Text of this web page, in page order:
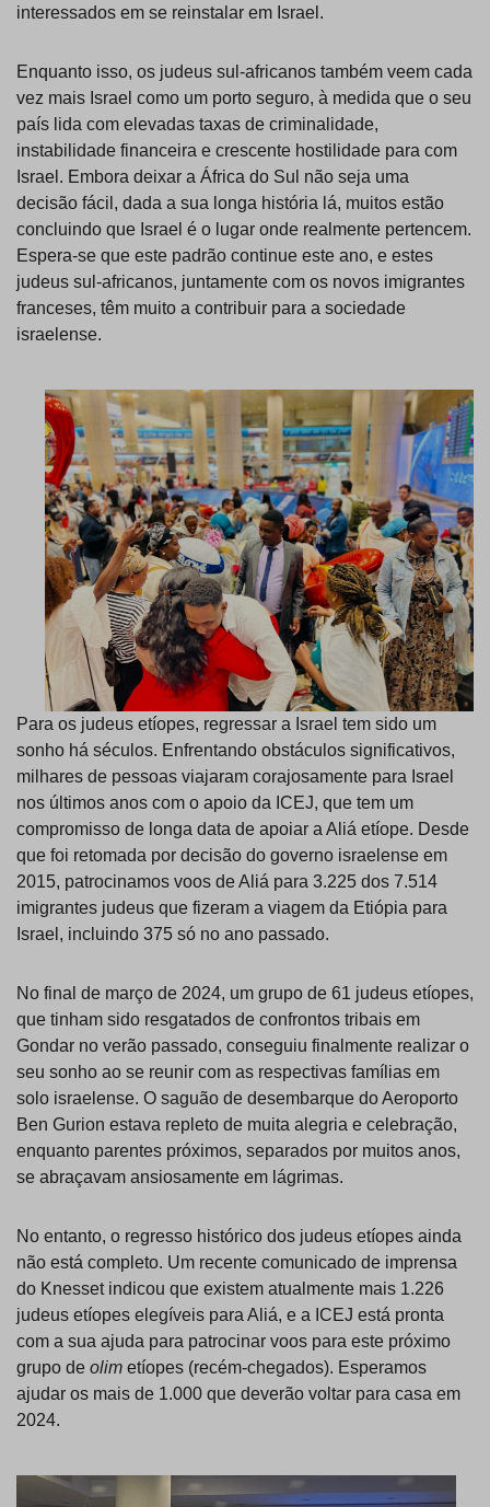
interessados em se reinstalar em Israel.
Enquanto isso, os judeus sul-africanos também veem cada
vez mais Israel como um porto seguro, à medida que o seu
país lida com elevadas taxas de criminalidade,
instabilidade financeira e crescente hostilidade para com
Israel. Embora deixar a África do Sul não seja uma
decisão fácil, dada a sua longa história lá, muitos estão
concluindo que Israel é o lugar onde realmente pertencem.
Espera-se que este padrão continue este ano, e estes
judeus sul-africanos, juntamente com os novos imigrantes
franceses, têm muito a contribuir para a sociedade
israelense.
Para os judeus etíopes, regressar a Israel tem sido um
sonho há séculos. Enfrentando obstáculos significativos,
milhares de pessoas viajaram corajosamente para Israel
nos últimos anos com o apoio da ICEJ, que tem um
compromisso de longa data de apoiar a Aliá etíope. Desde
que foi retomada por decisão do governo israelense em
2015, patrocinamos voos de Aliá para 3.225 dos 7.514
imigrantes judeus que fizeram a viagem da Etiópia para
Israel, incluindo 375 só no ano passado.
No final de março de 2024, um grupo de 61 judeus etíopes,
que tinham sido resgatados de confrontos tribais em
Gondar no verão passado, conseguiu finalmente realizar o
seu sonho ao se reunir com as respectivas famílias em
solo israelense. O saguão de desembarque do Aeroporto
Ben Gurion estava repleto de muita alegria e celebração,
enquanto parentes próximos, separados por muitos anos,
se abraçavam ansiosamente em lágrimas.
No entanto, o regresso histórico dos judeus etíopes ainda
não está completo. Um recente comunicado de imprensa
do Knesset indicou que existem atualmente mais 1.226
judeus etíopes elegíveis para Aliá, e a ICEJ está pronta
com a sua ajuda para patrocinar voos para este próximo
grupo de olim etíopes (recém-chegados). Esperamos
ajudar os mais de 1.000 que deverão voltar para casa em
2024.